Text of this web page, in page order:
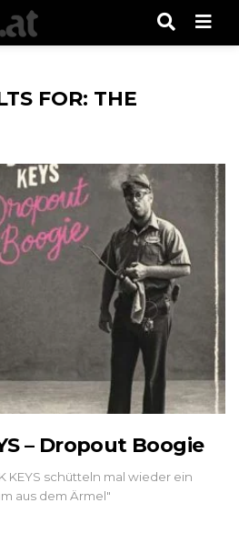
FOR: THE
– Dropout Boogie
KEYS schütteln mal wieder ein
aus dem Ärmel"